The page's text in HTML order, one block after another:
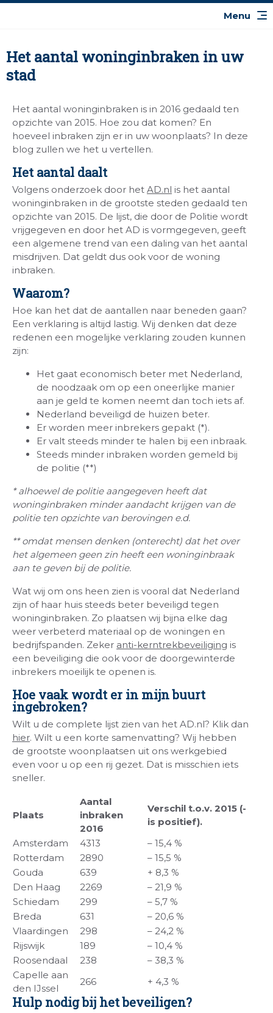
Het aantal woninginbraken in uw
stad
Het aantal woninginbraken is in 2016 gedaald ten
opzichte van 2015. Hoe zou dat komen? En
hoeveel inbraken zijn er in uw woonplaats? In deze
blog zullen we het u vertellen.
Het aantal daalt
Volgens onderzoek door het AD.nl is het aantal
woninginbraken in de grootste steden gedaald ten
opzichte van 2015. De lijst, die door de Politie wordt
vrijgegeven en door het AD is vormgegeven, geeft
een algemene trend van een daling van het aantal
misdrijven. Dat geldt dus ook voor de woning
inbraken.
Waarom?
Hoe kan het dat de aantallen naar beneden gaan?
Een verklaring is altijd lastig. Wij denken dat deze
redenen een mogelijke verklaring zouden kunnen
zijn:
Het gaat economisch beter met Nederland,
de noodzaak om op een oneerlijke manier
aan je geld te komen neemt dan toch iets af.
Nederland beveiligd de huizen beter.
Er worden meer inbrekers gepakt (*).
Er valt steeds minder te halen bij een inbraak.
Steeds minder inbraken worden gemeld bij
de politie (**)
* alhoewel de politie aangegeven heeft dat
woninginbraken minder aandacht krijgen van de
politie ten opzichte van berovingen e.d.
** omdat mensen denken (onterecht) dat het over
het algemeen geen zin heeft een woninginbraak
aan te geven bij de politie.
Wat wij om ons heen zien is vooral dat Nederland
zijn of haar huis steeds beter beveiligd tegen
woninginbraken. Zo plaatsen wij bijna elke dag
weer verbeterd materiaal op de woningen en
bedrijfspanden. Zeker anti-kerntrekbeveiliging is
een beveiliging die ook voor de doorgewinterde
inbrekers moeilijk te openen is.
Hoe vaak wordt er in mijn buurt
ingebroken?
Wilt u de complete lijst zien van het AD.nl? Klik dan
hier. Wilt u een korte samenvatting? Wij hebben
de grootste woonplaatsen uit ons werkgebied
even voor u op een rij gezet. Dat is misschien iets
sneller.
Plaats
Aantal
inbraken
2016
Verschil t.o.v. 2015 (-
is positief).
Amsterdam
4313
– 15,4 %
Rotterdam
2890
– 15,5 %
Gouda
639
+ 8,3 %
Den Haag
2269
– 21,9 %
Schiedam
299
– 5,7 %
Breda
631
– 20,6 %
Vlaardingen
298
– 24,2 %
Rijswijk
189
– 10,4 %
Roosendaal
238
– 38,3 %
Capelle aan
den IJssel
266 + 4,3 %
Hulp nodig bij het beveiligen?